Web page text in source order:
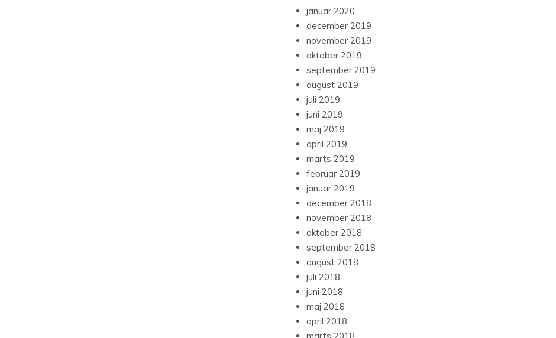
januar 2020
december 2019
november 2019
oktober 2019
september 2019
august 2019
juli 2019
juni 2019
maj 2019
april 2019
marts 2019
februar 2019
januar 2019
december 2018
november 2018
oktober 2018
september 2018
august 2018
juli 2018
juni 2018
maj 2018
april 2018